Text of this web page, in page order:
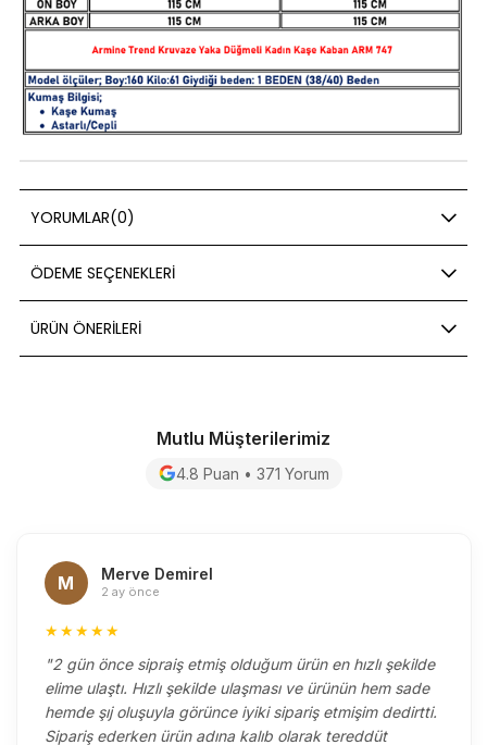
YORUMLAR(0)
ÖDEME SEÇENEKLERI
ÜRÜN ÖNERILERI
Mutlu Müşterilerimiz
4.8 Puan • 371 Yorum
M Merve Demirel
2 ay önce
★★★★★
"2 gün önce sipraiş etmiş olduğum ürün en hızlı şekilde
elime ulaştı. Hızlı şekilde ulaşması ve ürünün hem sade
hemde şıj oluşuyla görünce iyiki sipariş etmişim dedirtti.
Sipariş ederken ürün adına kalıb olarak tereddüt